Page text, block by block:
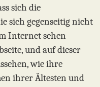
sich die
sich gegenseitig nicht
Internet sehen
und auf dieser
wie ihre
ihrer Ältesten und